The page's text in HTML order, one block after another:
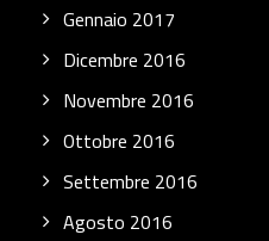
Gennaio 2017
Dicembre 2016
Novembre 2016
Ottobre 2016
Settembre 2016
Agosto 2016